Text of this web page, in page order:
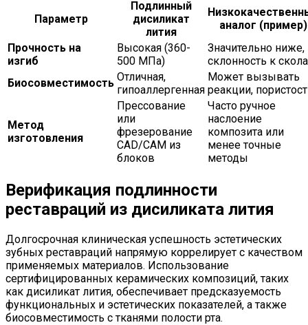
Параметр
Подлинный
дисиликат
лития
аналог (пример)
Прочность на
изгиб
Высокая (360-
500 МПа)
Значительно ниже,
склонность к
Биосовместимость Отличная,
гипоаллергенная
Может вызывать
реакции,
Метод
изготовления
Прессование
или
фрезерование
CAD/CAM из
блоков
Часто ручное
наслоение
композита или
менее точные
методы
Верификация подлинности
реставраций из дисиликата лития
Долгосрочная клиническая успешность эстетических
зубных реставраций напрямую коррелирует с качеством
применяемых материалов. Использование
сертифицированных керамических композиций, таких
как дисиликат лития, обеспечивает предсказуемость
функциональных и эстетических показателей, а также
биосовместимость с тканями полости рта.